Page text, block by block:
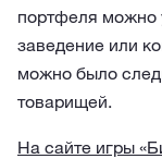
портфеля можно
заведение или
можно было
товарищей.
На сайте игры